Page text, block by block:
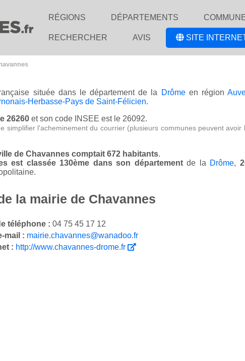
RÉGIONS DÉPARTEMENTS
RECHERCHER AVIS SITE
située dans le département de la Drômeen région
Herbasse-Pays de Saint-Félicien.
26260 et son code INSEE est le 26092.
simplifier l'acheminement du courrier (plusieurs communes peuvent
de Chavannes comptait 672 habitants.
est classée 130ème dans son départementde la Drôme,
la mairie de Chavannes
téléphone : 04 75 45 17 12
mail : mairie.chavannes@wanadoo.fr
: http://www.chavannes-drome.fr